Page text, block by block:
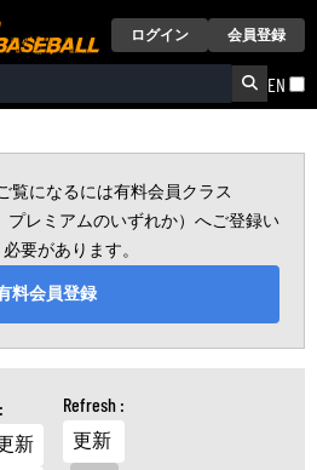
ログイン 会員登録
EN
覧になるには有料会員クラス
プレミアムのいずれか）へご登録い
要があります。
料会員登録
新
更新